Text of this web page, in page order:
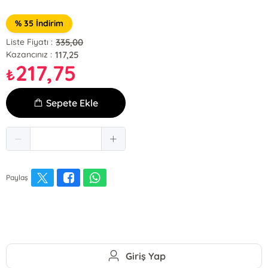
% 35 İndirim
Liste Fiyatı : 335,00
Kazancınız : 117,25
₺217,75
Sepete Ekle
Paylaş
Giriş Yap